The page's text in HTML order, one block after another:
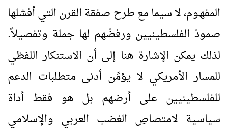
المفهـوم، لا سيما مع طرح صفقة القرن التي أفشلها
صمودُ الفلسطينيين ورفضُهم لها جملة وتفصيلاً.
لذلك يمكن الإشارة هنا إلى أن الاستنكار اللفظي
للمسار الأمريكي لا يؤمِّن أدنى متطلبات الدعم
للفلسطينيين على أرضهم بل هو فقط أداة
سياسية لامتصاصِ الغضب العربي والإسلامي